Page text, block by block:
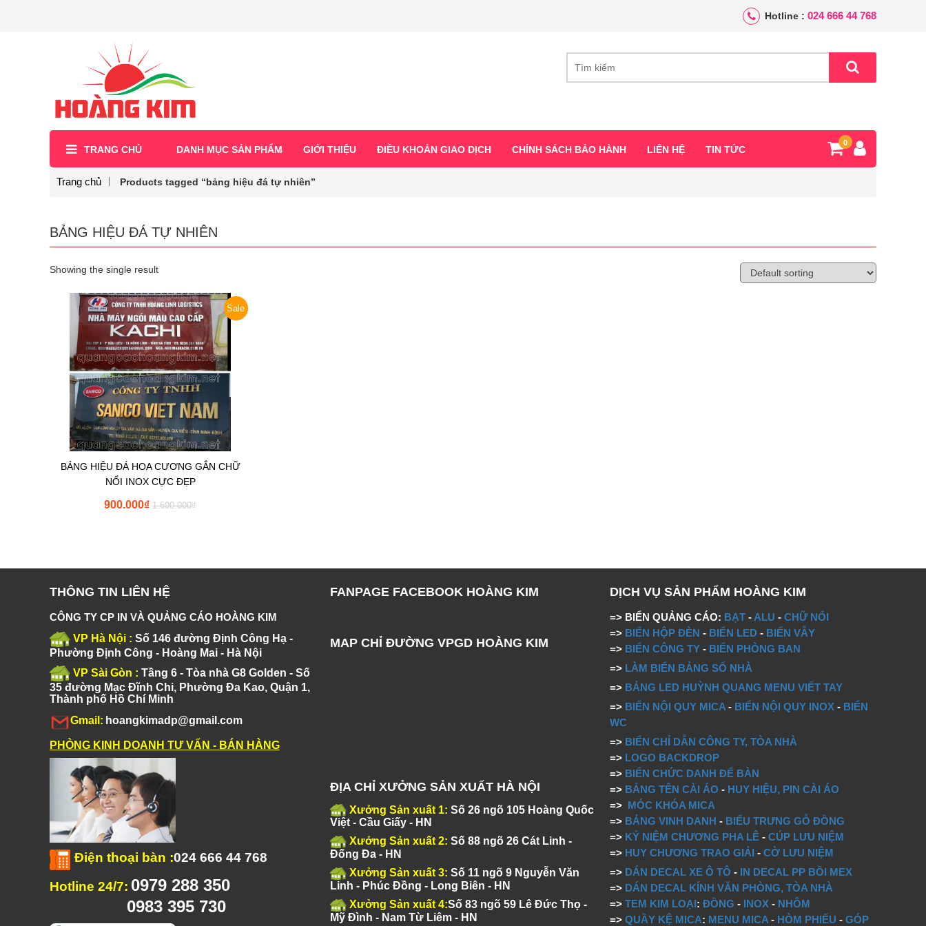
Hotline : 024 666 44 768
TRANG CHỦ DANH MỤC SẢN PHẨM GIỚI THIỆU ĐIỀU KHOẢN GIAO DỊCH CHÍNH SÁCH BẢO HÀNH LIÊN HỆ TIN TỨC
0
Trang chủ Products tagged “bảng hiệu đá tự nhiên”
BẢNG HIỆU ĐÁ TỰ NHIÊN
Showing the single result
Sale
BẢNG HIỆU ĐÁ HOA CƯƠNG GẮN CHỮ
NỔI INOX CỰC ĐẸP
₫
1.600.000
₫
900.000
THÔNG TIN LIÊN HỆ
CÔNG TY CP IN VÀ QUẢNG CÁO HOÀNG KIM
VP Hà Nội : Số 146 đường Định Công Hạ -
Phường Định Công - Hoàng Mai - Hà Nội
VP Sài Gòn : Tầng 6 - Tòa nhà G8 Golden - Số
35 đường Mạc Đĩnh Chi, Phường Đa Kao, Quận 1,
Thành phố Hồ Chí Minh
Gmail: hoangkimadp@gmail.com
PHÒNG KINH DOANH TƯ VẤN - BÁN HÀNG
Điện thoại bàn :024 666 44 768
Hotline 24/7: 0979 288 350
0983 395 730
FANPAGE FACEBOOK HOÀNG KIM
MAP CHỈ ĐƯỜNG VPGD HOÀNG KIM
ĐỊA CHỈ XƯỞNG SẢN XUẤT HÀ NỘI
Xưởng Sản xuất 1: Số 26 ngõ 105 Hoàng Quốc
Việt - Cầu Giấy - HN
Xưởng Sản xuất 2: Số 88 ngõ 26 Cát Linh -
Đống Đa - HN
Xưởng Sản xuất 3: Số 11 ngõ 9 Nguyễn Văn
Linh - Phúc Đồng - Long Biên - HN
Xưởng Sản xuất 4:Số 83 ngõ 59 Lê Đức Thọ -
Mỹ Đình - Nam Từ Liêm - HN
DỊCH VỤ SẢN PHẨM HOÀNG KIM
=> BIỂN QUẢNG CÁO: BẠT - ALU -CHỮ NỔI
=> BIỂN HỘP ĐÈN - BIỂN LED - BIỂN VẪY
=> BIỂN CÔNG TY - BIỂN PHÒNG BAN
=> LÀM BIỂN BẢNG SỐ NHÀ
=> BẢNG LED HUỲNH QUANG MENU VIẾT TAY
=> BIỂN NỘI QUY MICA - BIỂN NỘI QUY INOX - BIỂN
WC
=> BIỂN CHỈ DẪN CÔNG TY, TÒA NHÀ
=> LOGO BACKDROP
=> BIỂN CHỨC DANH ĐỂ BÀN
=> BẢNG TÊN CÀI ÁO - HUY HIỆU, PIN CÀI ÁO
=> MÓC KHÓA MICA
=> BẢNG VINH DANH - BIỂU TRƯNG GỖ ĐỒNG
=> KỶ NIỆM CHƯƠNG PHA LÊ -CÚP LƯU NIỆM
=> HUY CHƯƠNG TRAO GIẢI -CỜ LƯU NIỆM
=> DÁN DECAL XE Ô TÔ - IN DECAL PP BỒI MEX
=> DÁN DECAL KÍNH VĂN PHÒNG, TÒA NHÀ
=>TEM KIM LOẠI:ĐỒNG - INOX - NHÔM
=>QUẦY KỆ MICA: MENU MICA - HÒM PHIẾU -GÓP